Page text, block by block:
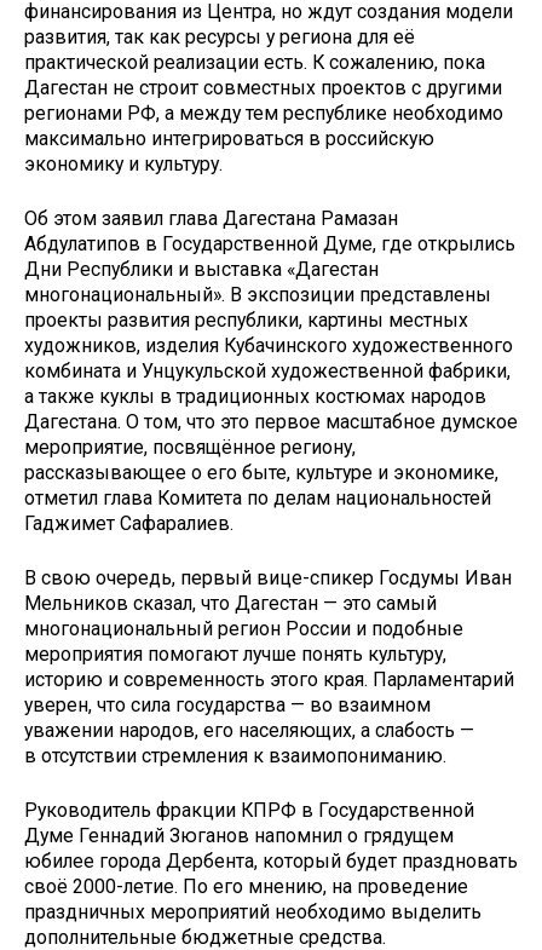
финансирования из Центра, но ждут создания модели
развития, так как ресурсы у региона для её
практической реализации есть. К сожалению, пока
Дагестан не строит совместных проектов с другими
регионами РФ, а между тем рес­публике необходимо
максимально интегрироваться в российскую
экономику и культуру.
Об этом заявил глава Дагестана Рамазан
Абдулатипов в Государственной Думе, где открылись
Дни Республики и выставка «Дагестан
многонациональный». В экспозиции представлены
проекты развития республики, картины местных
художников, изделия Кубачинского художественного
комбината и Унцукульской художественной фабрики,
а также куклы в традиционных костюмах народов
Дагестана. О том, что это первое масштабное думское
мероприятие, посвящённое региону,
рассказывающее о его быте, культуре и экономике,
отметил глава Комитета по делам национальностей
Гаджимет Сафаралиев.
В свою очередь, первый вице-спикер Госдумы Иван
Мельников сказал, что Дагестан — это самый
многонациональный регион России и подобные
мероприятия помогают лучше понять культуру,
историю и современность этого края. Парламентарий
уверен, что сила государства — во взаимном
уважении народов, его населяющих, а слабость —
в отсутствии стремления к взаимопониманию.
Руководитель фракции КПРФ в Государственной
Думе Геннадий Зюганов напомнил о грядущем
юбилее города Дербента, который будет праздновать
своё 2000-летие. По его мнению, на проведение
праздничных мероприятий необходимо выделить
дополнительные бюджетные средства.